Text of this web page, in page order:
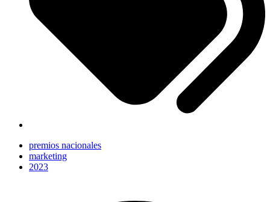
premios nacionales
marketing
2023